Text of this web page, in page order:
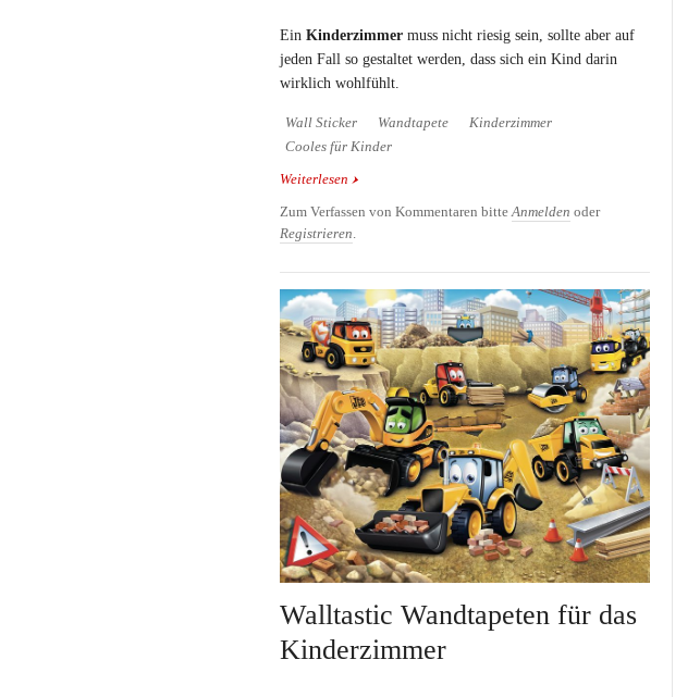
Ein Kinderzimmer muss nicht riesig sein, sollte aber auf
jeden Fall so gestaltet werden, dass sich ein Kind darin
wirklich wohlfühlt.
Wall Sticker Wandtapete
Kinderzimmer
Cooles für Kinder
Weiterlesen über Ideen und Inspiration für die Kinderzimmer
Zum Verfassen von Kommentaren bitteAnmelden oder
Registrieren.
Walltastic Wandtapeten für das
Kinderzimmer